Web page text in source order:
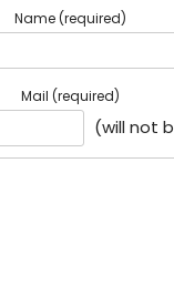
Name (required)
Mail (required)
(will not